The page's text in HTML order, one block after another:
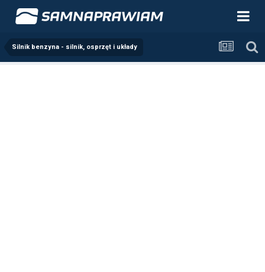
Silnik benzyna - silnik, osprzęt i układy